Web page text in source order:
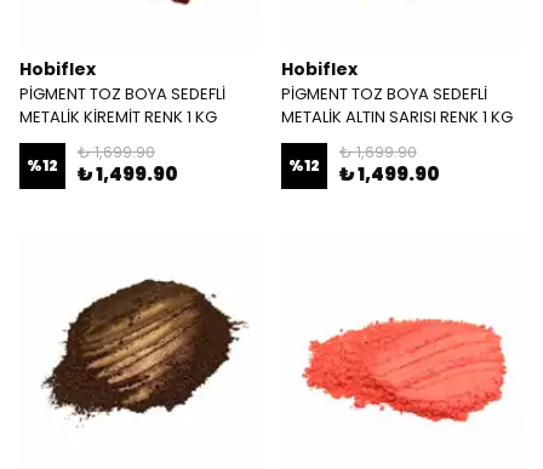
Hobiflex
PİGMENT TOZ BOYA SEDEFLİ
METALİK KİREMİT RENK 1 KG
%12
₺ 1,699.90
₺ 1,499.90
Hobiflex
PİGMENT TOZ BOYA SEDEFLİ
METALİK ALTIN SARISI RENK 1 KG
%12
₺ 1,699.90
₺ 1,499.90